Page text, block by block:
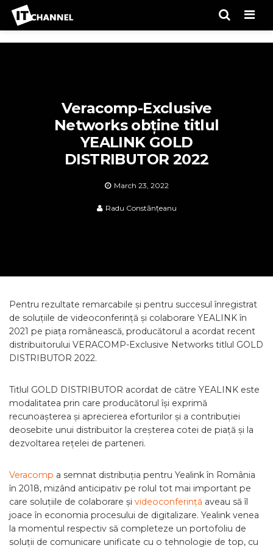
Veracomp-Exclusive
Networks obține titlul
YEALINK GOLD
DISTRIBUTOR 2022
March 23, 2022
Radu Constănțeanu
Pentru rezultate remarcabile și pentru succesul înregistrat
de soluțiile de videoconferință și colaborare YEALINK în
2021 pe piața românească, producătorul a acordat recent
distribuitorului VERACOMP-Exclusive Networks titlul GOLD
DISTRIBUTOR 2022.
Titlul GOLD DISTRIBUTOR acordat de către YEALINK este
modalitatea prin care producătorul își exprimă
recunoașterea și aprecierea eforturilor și a contribuției
deosebite unui distribuitor la creșterea cotei de piață și la
dezvoltarea rețelei de parteneri.
Veracomp a semnat distribuția pentru Yealink în România
în 2018, mizând anticipativ pe rolul tot mai important pe
care soluțiile de colaborare și videoconferință aveau să îl
joace în economia procesului de digitalizare. Yealink venea
la momentul respectiv să completeze un portofoliu de
soluții de comunicare unificate cu o tehnologie de top, cu